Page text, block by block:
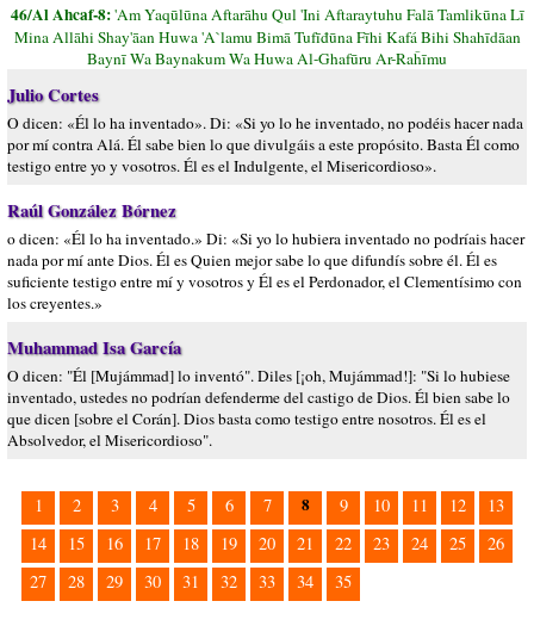
46/Al Ahcaf-8:'Am Yaqūlūna Aftarāhu Qul 'Ini Aftaraytuhu Falā Tamlikūna Lī
Mina Allāhi Shay'āan Huwa 'A`lamu Bimā Tufīđūna Fīhi Kafá Bihi Shahīdāan
Baynī Wa Baynakum Wa Huwa Al-Ghafūru Ar-Raĥīmu
Julio Cortes
O dicen: «Él lo ha inventado». Di: «Si yo lo he inventado, no podéis hacer nada
por mí contra Alá. Él sabe bien lo que divulgáis a este propósito. Basta Él como
testigo entre yo y vosotros. Él es el Indulgente, el Misericordioso».
Raúl González Bórnez
o dicen: «Él lo ha inventado.» Di: «Si yo lo hubiera inventado no podríais hacer
nada por mí ante Dios. Él es Quien mejor sabe lo que difundís sobre él. Él es
suficiente testigo entre mí y vosotros y Él es el Perdonador, el Clementísimo con
los creyentes.»
Muhammad Isa García
O dicen: "Él [Mujámmad] lo inventó". Diles [¡oh, Mujámmad!]: "Si lo hubiese
inventado, ustedes no podrían defenderme del castigo de Dios. Él bien sabe lo
que dicen [sobre el Corán]. Dios basta como testigo entre nosotros. Él es el
Absolvedor, el Misericordioso".
1 2 3 4 5 6 7 8 9 10 11 12
13
14
15 16 17 18 19 20 21 22 23 24 25
26
27
28 29 30 31 32 33 34 35